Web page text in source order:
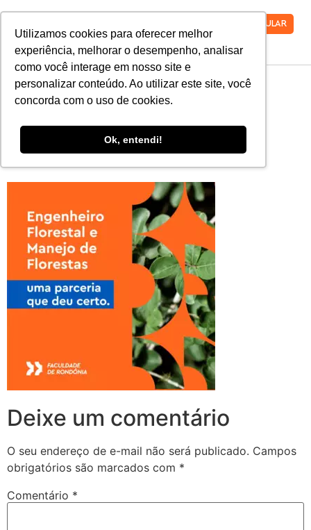
Utilizamos cookies para oferecer melhor
experiência, melhorar o desempenho, analisar
como você interage em nosso site e
personalizar conteúdo. Ao utilizar este site, você
concorda com o uso de cookies.
Ok, entendi!
VESTIBULAR
WhatsApp-Image-
2020-07-18-at-
11.58.44
Deixe um comentário
O seu endereço de e-mail não será publicado. Campos
obrigatórios são marcados com *
Comentário *